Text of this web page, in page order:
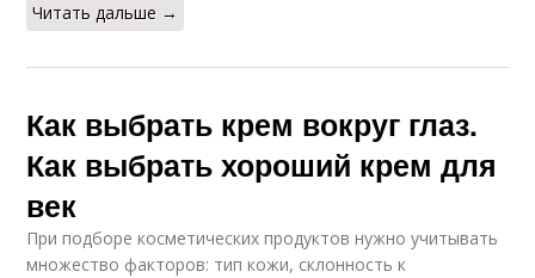
Читать дальше →
Как выбрать крем вокруг глаз.
Как выбрать хороший крем для
век
При подборе косметических продуктов нужно учитывать
множество факторов: тип кожи, склонность к